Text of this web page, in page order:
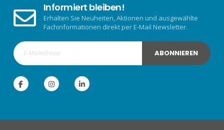
Informiert bleiben!
Erhalten Sie Neuheiten, Aktionen und ausgewählte
Fachinformationen direkt per E-Mail Newsletter.
ABONNIEREN